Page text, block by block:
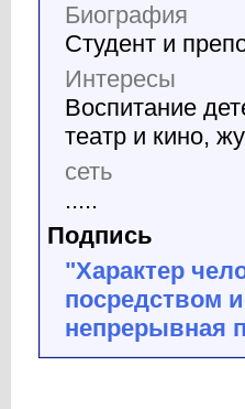
Биография
Студент и
Интересы
Воспитание
театр и кино,
сеть
.....
Подпись
"Характер
посредством
непрерывная